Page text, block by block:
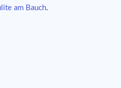
am Bauch.